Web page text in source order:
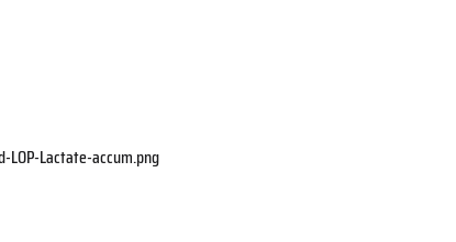
Lactate-accum.png